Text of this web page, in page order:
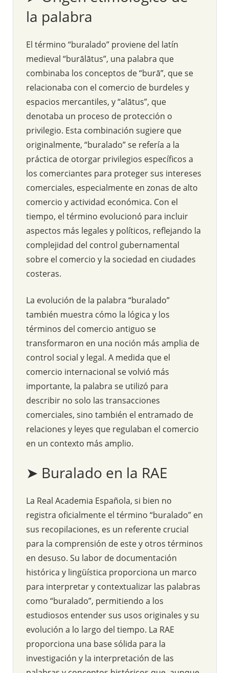
la palabra
El término “buralado” proviene del latín
medieval “burālātus”, una palabra que
combinaba los conceptos de “burā”, que se
relacionaba con el comercio de burdeles y
espacios mercantiles, y “alātus”, que
denotaba un proceso de protección o
privilegio. Esta combinación sugiere que
originalmente, “buralado” se refería a la
práctica de otorgar privilegios específicos a
los comerciantes para proteger sus intereses
comerciales, especialmente en zonas de alto
comercio y actividad económica. Con el
tiempo, el término evolucionó para incluir
aspectos más legales y políticos, reflejando la
complejidad del control gubernamental
sobre el comercio y la sociedad en ciudades
costeras.
La evolución de la palabra “buralado”
también muestra cómo la lógica y los
términos del comercio antiguo se
transformaron en una noción más amplia de
control social y legal. A medida que el
comercio internacional se volvió más
importante, la palabra se utilizó para
describir no solo las transacciones
comerciales, sino también el entramado de
relaciones y leyes que regulaban el comercio
en un contexto más amplio.
➤ Buralado en la RAE
La Real Academia Española, si bien no
registra oficialmente el término “buralado” en
sus recopilaciones, es un referente crucial
para la comprensión de este y otros términos
en desuso. Su labor de documentación
histórica y lingüística proporciona un marco
para interpretar y contextualizar las palabras
como “buralado”, permitiendo a los
estudiosos entender sus usos originales y su
evolución a lo largo del tiempo. La RAE
proporciona una base sólida para la
investigación y la interpretación de las